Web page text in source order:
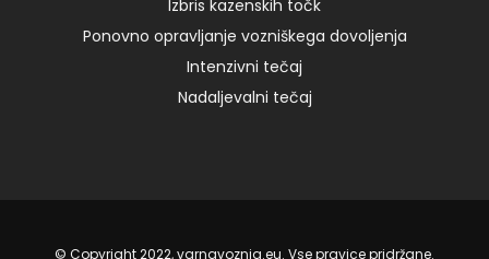
Izbris kazenskih točk
Ponovno opravljanje vozniškega dovoljenja
Intenzivni tečaj
Nadaljevalni tečaj
© Copyright 2022, varnavoznja.eu. Vse pravice pridržane.